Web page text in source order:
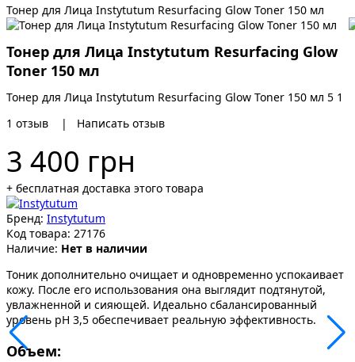
Тонер для Лица Instytutum Resurfacing Glow Toner 150 мл
Тонер для Лица Instytutum Resurfacing Glow
Toner 150 мл
Тонер для Лица Instytutum Resurfacing Glow Toner 150 мл 5 1
1 отзыв | Написать отзыв
3 400 грн
+ бесплатная доставка этого товара
Бренд: Instytutum
Код товара: 27176
Наличие: Нет в наличии
Тоник дополнительно очищает и одновременно успокаивает
кожу. После его использования она выглядит подтянутой,
увлажненной и сияющей. Идеально сбалансированный
уровень pH 3,5 обеспечивает реальную эффективность.
Объем: